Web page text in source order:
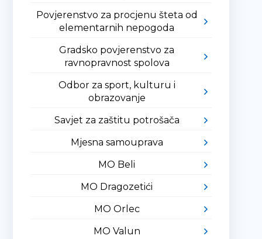
Povjerenstvo za procjenu šteta od
elementarnih nepogoda
Gradsko povjerenstvo za
ravnopravnost spolova
Odbor za sport, kulturu i
obrazovanje
Savjet za zaštitu potrošača
Mjesna samouprava
MO Beli
MO Dragozetići
MO Orlec
MO Valun